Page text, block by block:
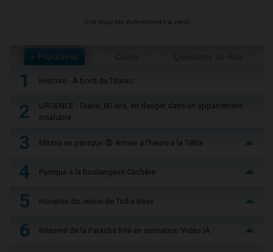
Voir tous les événements à venir
+ Populaires
1 Histoire - À bord du Titanic
2
URGENCE - Diane, 80 ans, en danger dans un appartement
insalubre
3 Mitsva en panique 😨 Arriver à l'heure à la Téfila
4 Panique à la boulangerie Cachère
5 Horaires du Jeûne de Ticha Béav
6 Résumé de la Paracha Réé en animation Vidéo IA